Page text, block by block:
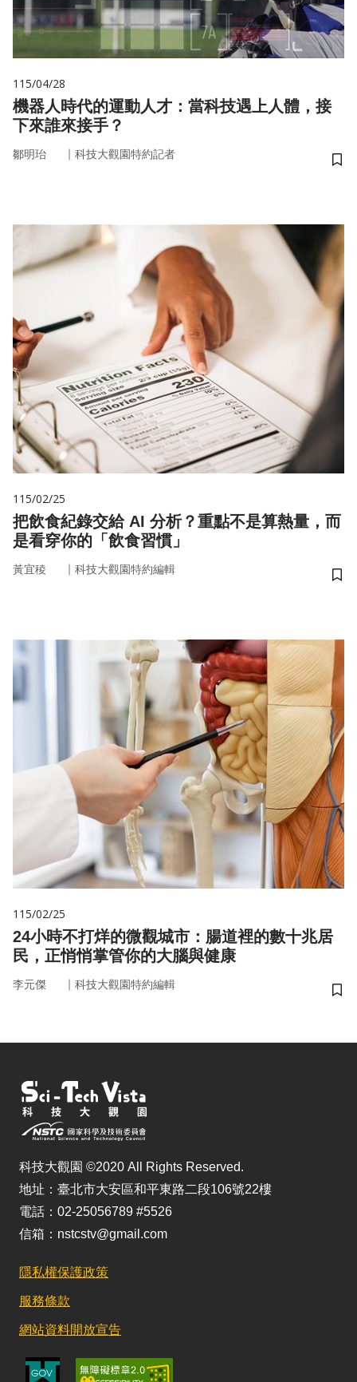
115/04/28
機器人時代的運動人才：當科技遇上人體，接
下來誰來接手？
鄒明珆 ｜ 科技大觀園特約記者
儲
115/02/25
把飲食紀錄交給 AI 分析？重點不是算熱量，而
是看穿你的「飲食習慣」
黃宜稜 ｜ 科技大觀園特約編輯
儲
115/02/25
24小時不打烊的微觀城市：腸道裡的數十兆居
民，正悄悄掌管你的大腦與健康
李元傑 ｜ 科技大觀園特約編輯
儲
科技大觀園 ©2020 All Rights Reserved.
地址：臺北市大安區和平東路二段106號22樓
電話：02-25056789 #5526
信箱：nstcstv@gmail.com
隱私權保護政策
服務條款
網站資料開放宣告